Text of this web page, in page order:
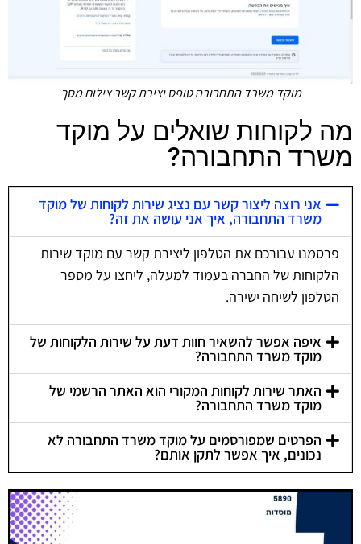
מוקד משרד התחבורה טופס יצירת קשר צילום מסך
מה לקוחות שואלים על מוקד
משרד התחבורה?
אני רוצה ליצור קשר עם נציג שירות לקוחות של מוקד
משרד התחבורה, איך אני עושה את זה?
פרסמנו עבורכם את הטלפון ליצירת קשר עם מוקד שירות
הלקוחות של החברה בעמוד למעלה, ליחצו על מספר
הטלפון לשיחה ישירה.
איפה אפשר להשאיר חוות דעת על שירות הלקוחות של
מוקד משרד התחבורה?
האתר שירות לקוחות המקורי הוא האתר הרשמי של
מוקד משרד התחבורה?
הפרטים שמפורסמים על מוקד משרד התחבורה לא
נכונים, איך אפשר לתקן אותם?